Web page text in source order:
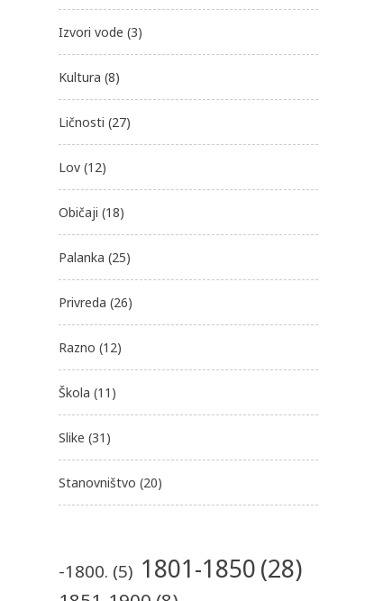
Izvori vode (3)
Kultura (8)
Ličnosti (27)
Lov (12)
Običaji (18)
Palanka (25)
Privreda (26)
Razno (12)
Škola (11)
Slike (31)
Stanovništvo (20)
-1800. (5) 1801-1850(28)